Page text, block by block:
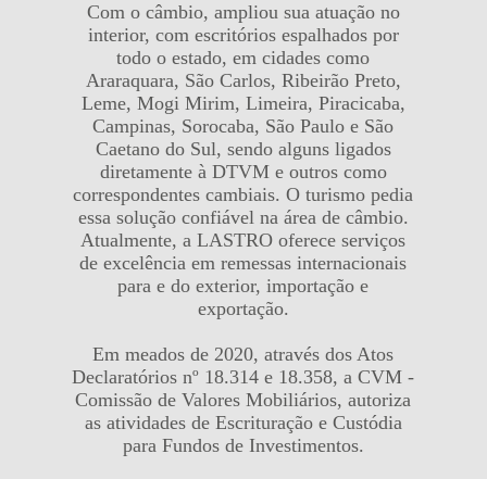
Com o câmbio, ampliou sua atuação no
interior, com escritórios espalhados por
todo o estado, em cidades como
Araraquara, São Carlos, Ribeirão Preto,
Leme, Mogi Mirim, Limeira, Piracicaba,
Campinas, Sorocaba, São Paulo e São
Caetano do Sul, sendo alguns ligados
diretamente à DTVM e outros como
correspondentes cambiais. O turismo pedia
essa solução confiável na área de câmbio.
Atualmente, a LASTRO oferece serviços
de excelência em remessas internacionais
para e do exterior, importação e
exportação.
Em meados de 2020, através dos Atos
Declaratórios nº 18.314 e 18.358, a CVM -
Comissão de Valores Mobiliários, autoriza
as atividades de Escrituração e Custódia
para Fundos de Investimentos.